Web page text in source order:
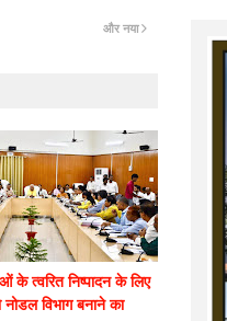
और नया
के त्वरित निष्पादन के लिए
नोडल विभाग बनाने का